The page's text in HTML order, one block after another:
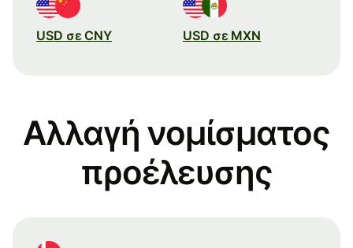
USD σε CNY USD σε MXN
Αλλαγή νομίσματος
προέλευσης